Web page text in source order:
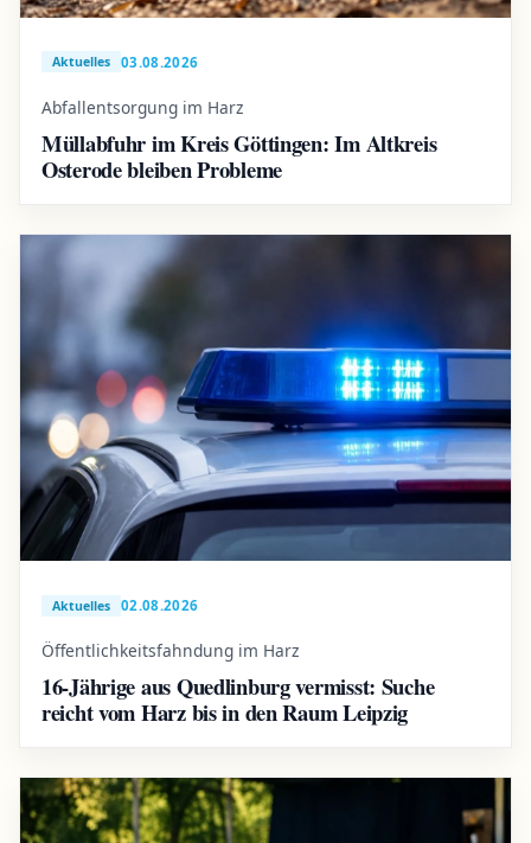
Aktuelles 03.08.2026
Abfallentsorgung im Harz
Müllabfuhr im Kreis Göttingen: Im Altkreis
Osterode bleiben Probleme
Aktuelles 02.08.2026
Öffentlichkeitsfahndung im Harz
16-Jährige aus Quedlinburg vermisst: Suche
reicht vom Harz bis in den Raum Leipzig